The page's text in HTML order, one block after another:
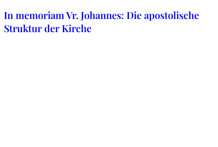
In memoriam Vr. Johannes: Die apostolische
Struktur der Kirche